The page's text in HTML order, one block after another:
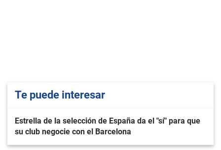
Te puede interesar
Estrella de la selección de España da el "sí" para que
su club negocie con el Barcelona